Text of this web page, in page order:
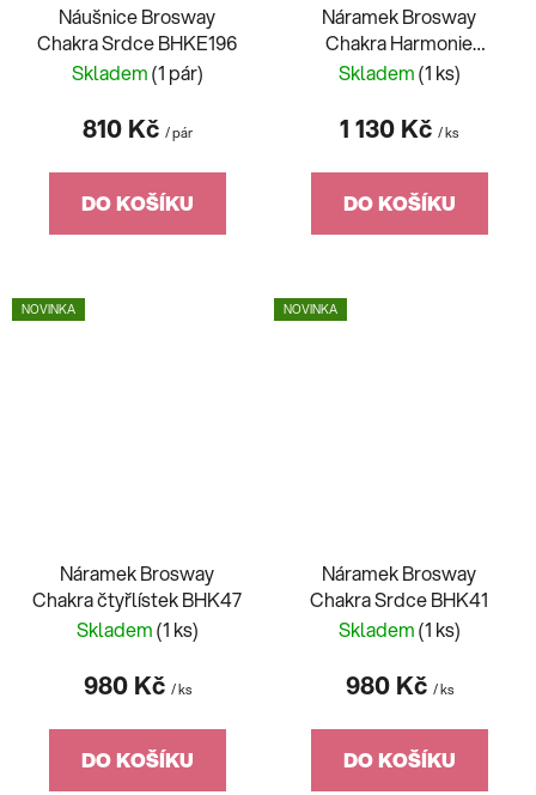
Náušnice Brosway
Chakra Srdce BHKE196
Skladem(1 pár)
810 Kč / pár
DO KOŠÍKU
Náramek Brosway
Chakra Harmonie
BHKB281
Skladem(1 ks)
1 130 Kč / ks
DO KOŠÍKU
NOVINKA
Náramek Brosway
Chakra čtyřlístek BHK47
Skladem(1 ks)
980 Kč / ks
DO KOŠÍKU
NOVINKA
Náramek Brosway
Chakra Srdce BHK41
Skladem(1 ks)
980 Kč / ks
DO KOŠÍKU